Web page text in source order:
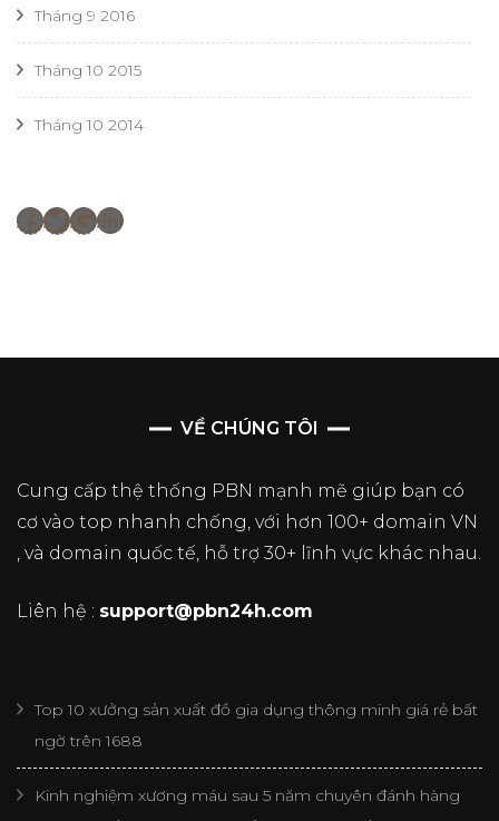
Tháng 9 2016
Tháng 10 2015
Tháng 10 2014
Facebook
Twitter
Google
LinkedIn
VỀ CHÚNG TÔI
Cung cấp thệ thống PBN mạnh mẽ giúp bạn có
cơ vào top nhanh chống, với hơn 100+ domain VN
, và domain quốc tế, hỗ trợ 30+ lĩnh vực khác nhau.
Liên hệ : support@pbn24h.com
Top 10 xưởng sản xuất đồ gia dụng thông minh giá rẻ bất
ngờ trên 1688
Kinh nghiệm xương máu sau 5 năm chuyên đánh hàng